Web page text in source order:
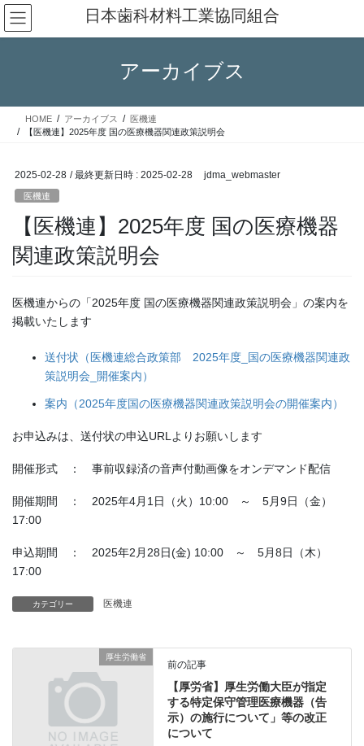
コ
ン
テ
ス
ナ
ビ
ゲ
ン
日本歯科材料工業協同組合
アーカイブス
HOME アーカイブス
医機連
【医機連】2025年度 国の医療機器関連政策説明会
2025-02-28 / 最終更新日時 : 2025-02-28 jdma_webmaster
医機連
【医機連】2025年度 国の医療機器
関連政策説明会
医機連からの「2025年度 国の医療機器関連政策説明会」の案内を
掲載いたします
送付状（医機連総合政策部 2025年度_国の医療機器関連政
策説明会_開催案内）
案内（2025年度国の医療機器関連政策説明会の開催案内）
お申込みは、送付状の申込URLよりお願いします
開催形式 ： 事前収録済の音声付動画像をオンデマンド配信
開催期間 ： 2025年4月1日（火）10:00 ～ 5月9日（金）
17:00
申込期間 ： 2025年2月28日(金) 10:00 ～ 5月8日（木）
17:00
カテゴリー 医機連
厚生労働省
前の記事
【厚労省】厚生労働大臣が指定
する特定保守管理医療機器（告
示）の施行について」等の改正
について